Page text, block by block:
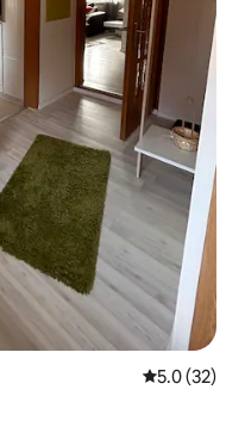
คะแนนเฉลี่ย
5.0 (32)